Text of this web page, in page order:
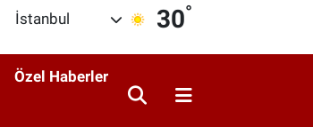
İstanbul 30°
Özel Haberler